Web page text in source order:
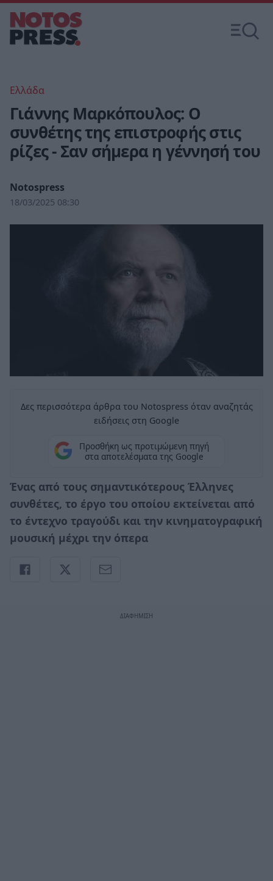
Ελλάδα
Γιάννης Μαρκόπουλος: Ο
συνθέτης της επιστροφής στις
ρίζες - Σαν σήμερα η γέννησή του
Notospress
18/03/2025 08:30
Δες περισσότερα άρθρα του Notospress όταν αναζητάς
ειδήσεις στη Google
Προσθήκη ως προτιμώμενη πηγή
στα αποτελέσματα της Google
Ένας από τους σημαντικότερους Έλληνες
συνθέτες, το έργο του οποίου εκτείνεται από
το έντεχνο τραγούδι και την κινηματογραφική
μουσική μέχρι την όπερα